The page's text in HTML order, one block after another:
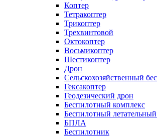
Коптер
Тетракоптер
Трикоптер
Трехвинтовой
Октокоптер
Восьмикоптер
Шестикоптер
Дрон
Сельскохозяйственный
Гексакоптер
Геодезический дрон
Беспилотный комплекс
Беспилотный
БПЛА
Беспилотник